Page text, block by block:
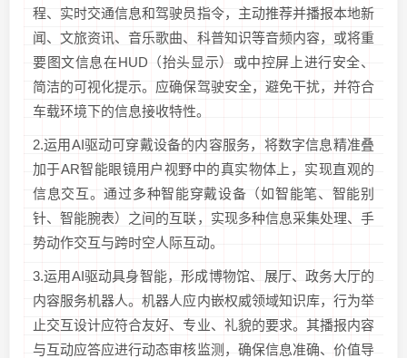
程、实时交通信息和驾驶员指令，主动推荐并播报本地新
闻、文旅资讯、音乐歌曲、科普知识等音频内容，或将重
要图文信息在HUD（抬头显示）或中控屏上进行安全、
简洁的可视化提示。应确保驾驶安全，避免干扰，并符合
车载环境下的信息接收特性。
2.运用AI驱动可穿戴设备的内容服务，将数字信息精准叠
加于AR智能眼镜用户视野中的真实物体上，实现直观的
信息交互。通过多种智能穿戴设备（如智能笔、智能别
针、智能腕表）之间的互联，实现多种信息采集处理、手
势动作交互与跨时空人际互动。
3.运用AI驱动具身智能，形成博物馆、展厅、政务大厅的
内容服务机器人。机器人应内嵌权威领域知识库，行为举
止交互设计应符合友好、专业、礼貌的要求。其播报内容
与互动应答应进行动态审核监测，确保信息准确、价值导